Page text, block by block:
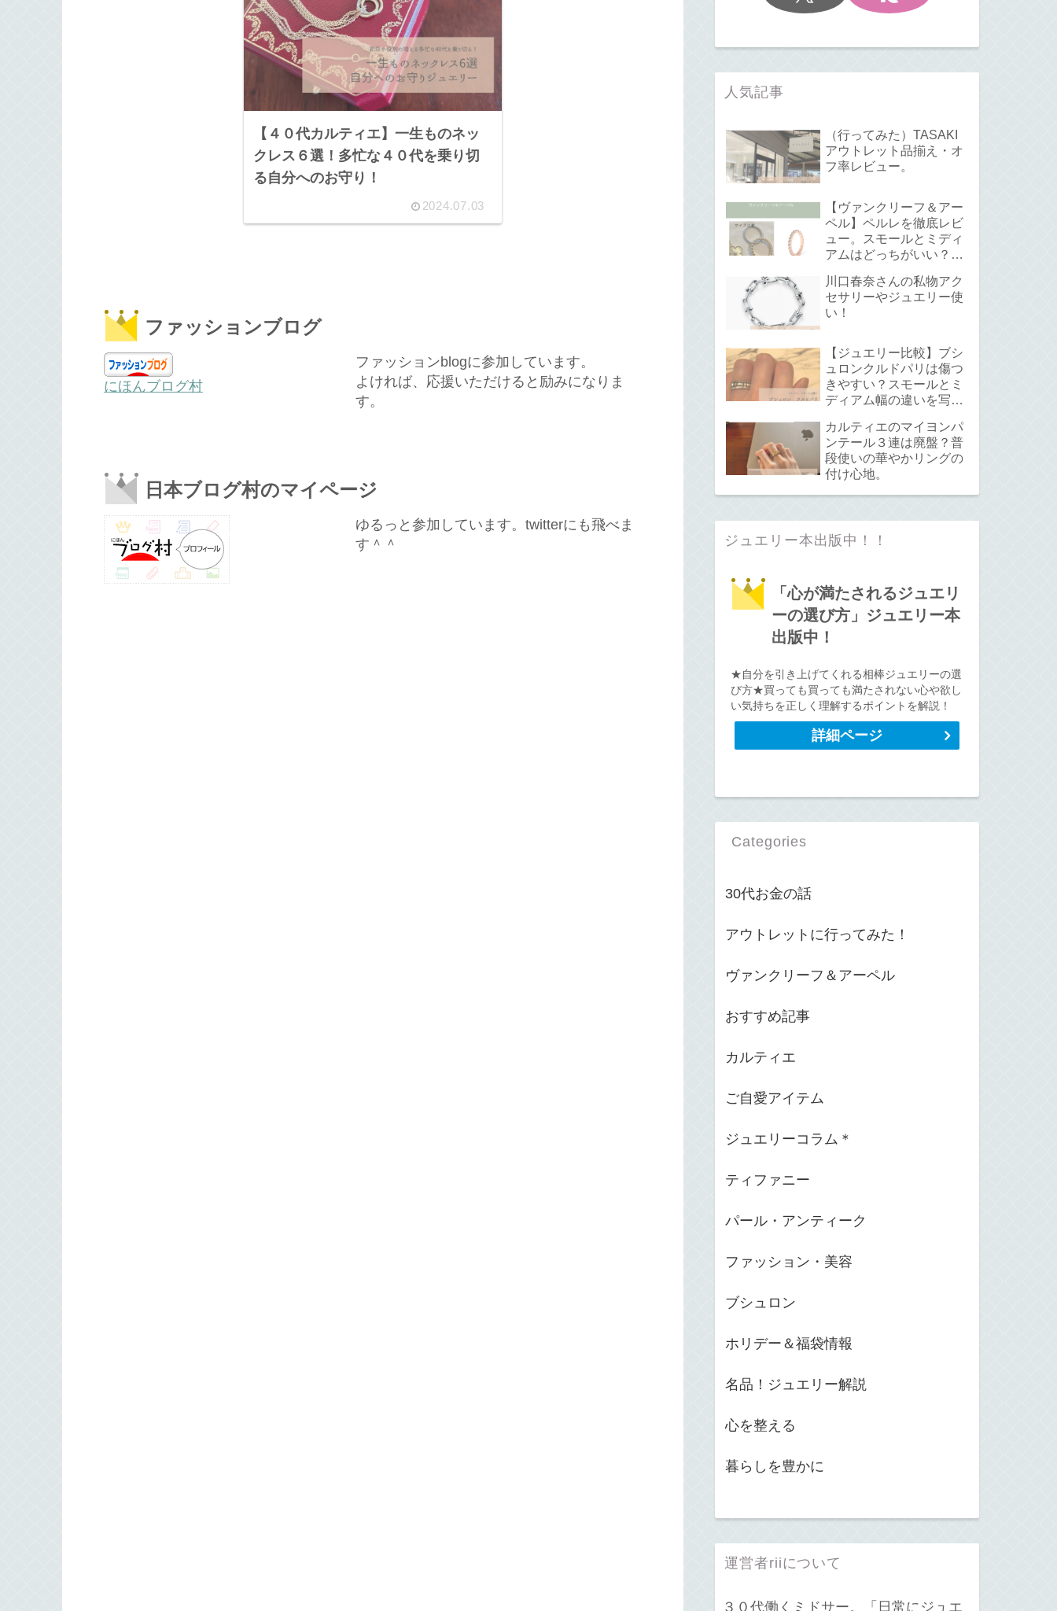
【４０代カルティエ】一生ものネッ
クレス６選！多忙な４０代を乗り切
る自分へのお守り！
2024.07.03
ファッションブログ
にほんブログ村
ファッションblogに参加しています。
よければ、応援いただけると励みになりま
す。
日本ブログ村のマイページ
ゆるっと参加しています。twitterにも飛べま
す＾＾
人気記事
（行ってみた）TASAKI
アウトレット品揃え・オ
フ率レビュー。
【ヴァンクリーフ＆アー
ペル】ペルレを徹底レビ
ュー。スモールとミディ
アムはどっちがいい？サ
て。
川口春奈さんの私物アク
セサリーやジュエリー使
い！
【ジュエリー比較】ブシ
ュロンクルドパリは傷つ
きやすい？スモールとミ
ディアム幅の違いを写真
カルティエのマイヨンパ
ンテール３連は廃盤？普
段使いの華やかリングの
付け心地。
ジュエリー本出版中！！
「心が満たされるジュエリ
ーの選び方」ジュエリー本
出版中！
★自分を引き上げてくれる相棒ジュエリーの選
び方★買っても買っても満たされない心や欲し
い気持ちを正しく理解するポイントを解説！
詳細ページ
Categories
30代お金の話
アウトレットに行ってみた！
ヴァンクリーフ＆アーペル
おすすめ記事
カルティエ
ご自愛アイテム
ジュエリーコラム＊
ティファニー
パール・アンティーク
ファッション・美容
ブシュロン
ホリデー＆福袋情報
名品！ジュエリー解説
心を整える
暮らしを豊かに
運営者riiについて
３０代働くミドサー。「日常にジュエ